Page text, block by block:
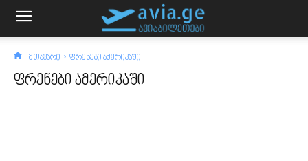
მთავარი ფრენები ამერიკაში
ფრენები ამერიკაში